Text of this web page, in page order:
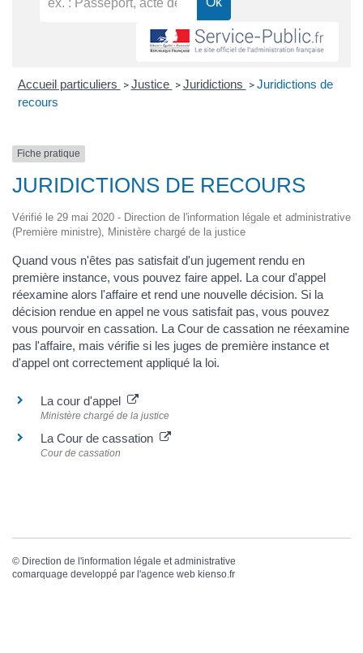
Accueil particuliers > Justice > Juridictions > Juridictions de
recours
Fiche pratique
JURIDICTIONS DE RECOURS
Vérifié le 29 mai 2020 - Direction de l'information légale et administrative
(Première ministre), Ministère chargé de la justice
Quand vous n'êtes pas satisfait d'un jugement rendu en
première instance, vous pouvez faire appel. La cour d'appel
réexamine alors l'affaire et rend une nouvelle décision. Si la
décision rendue en appel ne vous satisfait pas, vous pouvez
vous pourvoir en cassation. La Cour de cassation ne réexamine
pas l'affaire, mais vérifie si les juges de première instance et
d'appel ont correctement appliqué la loi.
La cour d'appel
Ministère chargé de la justice
La Cour de cassation
Cour de cassation
© Direction de l'information légale et administrative
comarquage developpé par l'agence web kienso.fr